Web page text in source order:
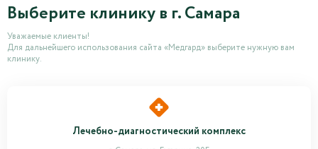
Выберите клинику в г. Самара
Уважаемые клиенты!
Для дальнейшего использования сайта «Медгард» выберите нужную вам
клинику.
Лечебно-диагностический комплекс